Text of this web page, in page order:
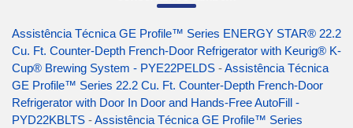
Assistência Técnica GE Profile™ Series ENERGY STAR® 22.2
Cu. Ft. Counter-Depth French-Door Refrigerator with Keurig® K-
Cup® Brewing System - PYE22PELDS -Assistência Técnica
GE Profile™ Series 22.2 Cu. Ft. Counter-Depth French-Door
Refrigerator with Door In Door and Hands-Free AutoFill -
PYD22KBLTS -Assistência Técnica GE Profile™ Series